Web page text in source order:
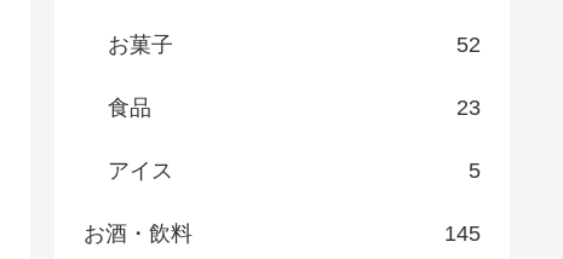
お菓子 52
食品 23
アイス 5
お酒・飲料 145